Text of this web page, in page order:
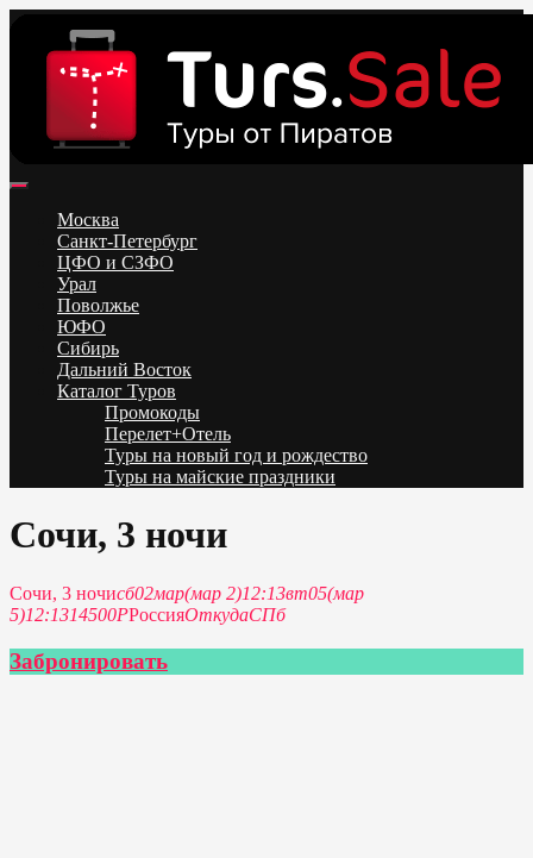
content
Низкие цены на путевки 3-7-10 ночей все включено, отдых на
море. Распродажа экскурсионных и горнолыжных туров.
Обновление каждый день. Официальный сайт Тур Сейл
Москва
Санкт-Петербург
ЦФО и СЗФО
Урал
Поволжье
ЮФО
Сибирь
Дальний Восток
Каталог Туров
Промокоды
Перелет+Отель
Туры на новый год и рождество
Туры на майские праздники
Сочи, 3 ночи
Сочи, 3 ночисб02мар(мар 2)12:13вт05(мар
5)12:1314500РРоссияОткудаСПб
Забронировать